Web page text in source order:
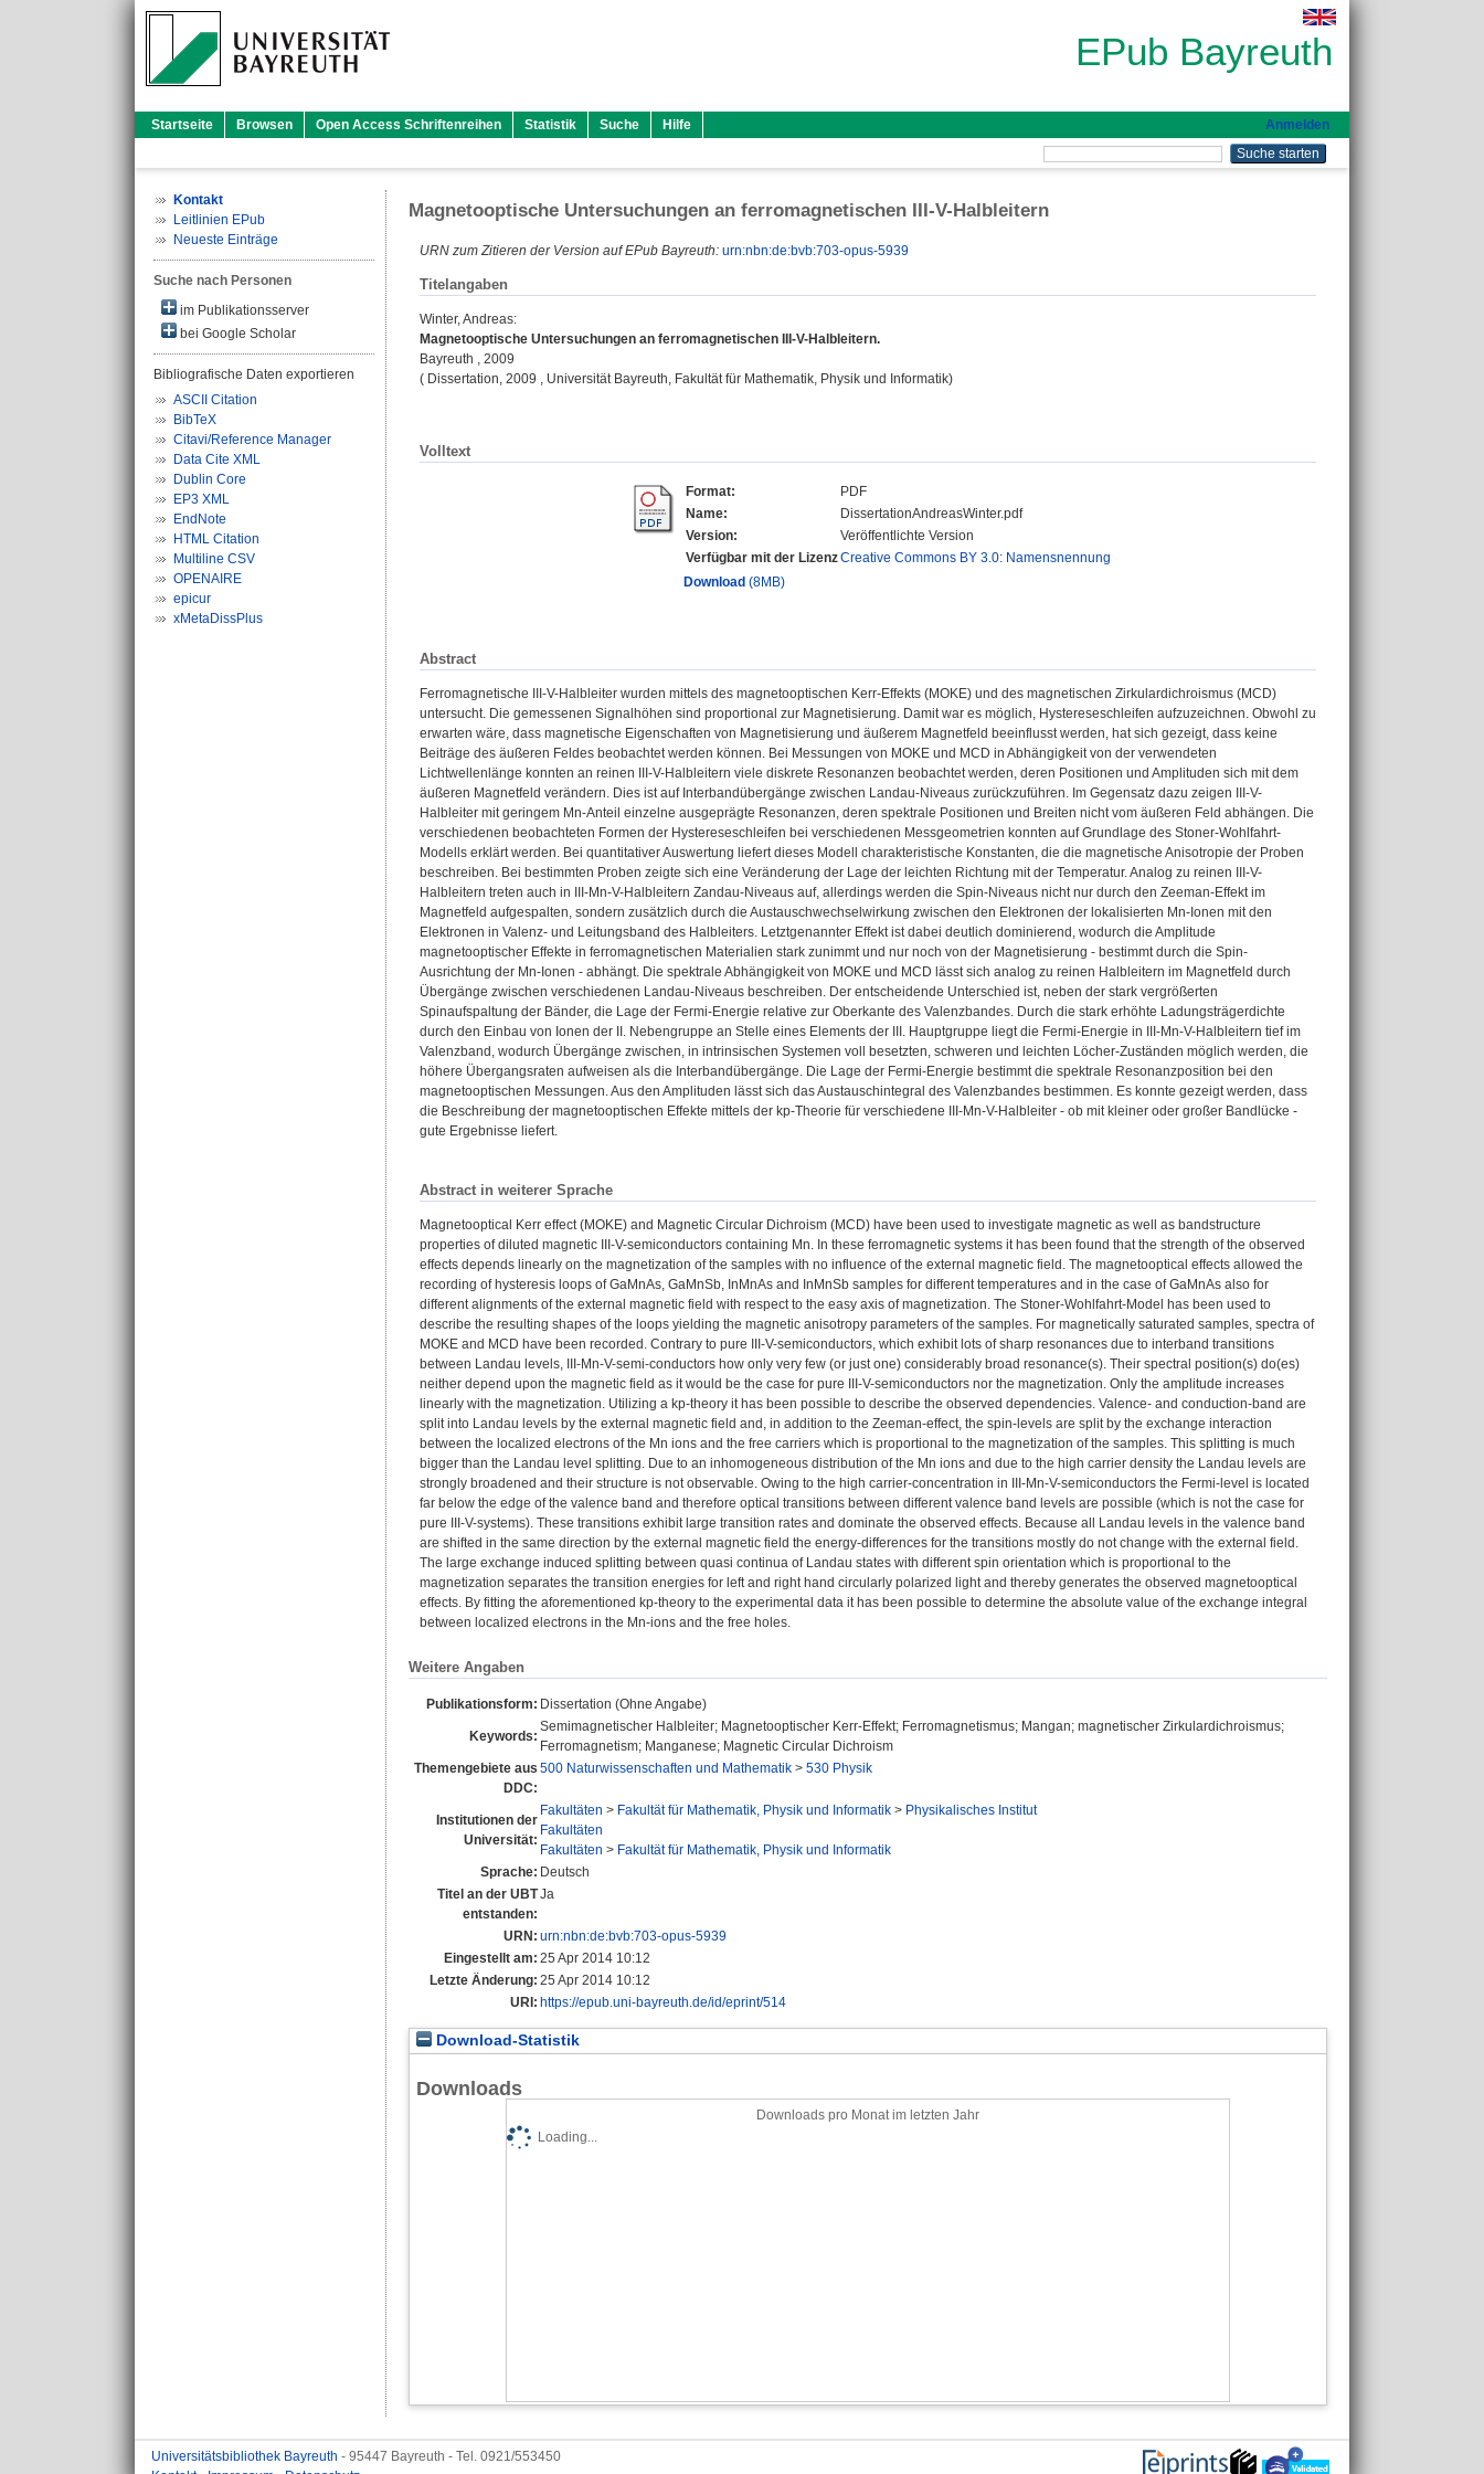
EPub Bayreuth
Startseite Browsen Open Access Schriftenreihen Statistik Suche Hilfe Anmelden
Kontakt
Leitlinien EPub
Neueste Einträge
Suche nach Personen
im Publikationsserver
bei Google Scholar
Bibliografische Daten exportieren
ASCII Citation
BibTeX
Citavi/Reference Manager
Data Cite XML
Dublin Core
EP3 XML
EndNote
HTML Citation
Multiline CSV
OPENAIRE
epicur
xMetaDissPlus
Magnetooptische Untersuchungen an ferromagnetischen III-V-Halbleitern
URN zum Zitieren der Version auf EPub Bayreuth: urn:nbn:de:bvb:703-opus-5939
Titelangaben
Winter, Andreas:
Magnetooptische Untersuchungen an ferromagnetischen III-V-Halbleitern.
Bayreuth , 2009
( Dissertation, 2009 , Universität Bayreuth, Fakultät für Mathematik, Physik und Informatik)
Volltext
Format:
PDF
Name:
DissertationAndreasWinter.pdf
Version:
Veröffentlichte Version
Verfügbar mit der LizenzCreative Commons BY 3.0: Namensnennung
Download (8MB)
Abstract
Ferromagnetische III-V-Halbleiter wurden mittels des magnetooptischen Kerr-Effekts (MOKE) und des magnetischen Zirkulardichroismus (MCD)
untersucht. Die gemessenen Signalhöhen sind proportional zur Magnetisierung. Damit war es möglich, Hystereseschleifen aufzuzeichnen. Obwohl zu
erwarten wäre, dass magnetische Eigenschaften von Magnetisierung und äußerem Magnetfeld beeinflusst werden, hat sich gezeigt, dass keine
Beiträge des äußeren Feldes beobachtet werden können. Bei Messungen von MOKE und MCD in Abhängigkeit von der verwendeten
Lichtwellenlänge konnten an reinen III-V-Halbleitern viele diskrete Resonanzen beobachtet werden, deren Positionen und Amplituden sich mit dem
äußeren Magnetfeld verändern. Dies ist auf Interbandübergänge zwischen Landau-Niveaus zurückzuführen. Im Gegensatz dazu zeigen III-V-
Halbleiter mit geringem Mn-Anteil einzelne ausgeprägte Resonanzen, deren spektrale Positionen und Breiten nicht vom äußeren Feld abhängen. Die
verschiedenen beobachteten Formen der Hystereseschleifen bei verschiedenen Messgeometrien konnten auf Grundlage des Stoner-Wohlfahrt-
Modells erklärt werden. Bei quantitativer Auswertung liefert dieses Modell charakteristische Konstanten, die die magnetische Anisotropie der Proben
beschreiben. Bei bestimmten Proben zeigte sich eine Veränderung der Lage der leichten Richtung mit der Temperatur. Analog zu reinen III-V-
Halbleitern treten auch in III-Mn-V-Halbleitern Zandau-Niveaus auf, allerdings werden die Spin-Niveaus nicht nur durch den Zeeman-Effekt im
Magnetfeld aufgespalten, sondern zusätzlich durch die Austauschwechselwirkung zwischen den Elektronen der lokalisierten Mn-Ionen mit den
Elektronen in Valenz- und Leitungsband des Halbleiters. Letztgenannter Effekt ist dabei deutlich dominierend, wodurch die Amplitude
magnetooptischer Effekte in ferromagnetischen Materialien stark zunimmt und nur noch von der Magnetisierung - bestimmt durch die Spin-
Ausrichtung der Mn-Ionen - abhängt. Die spektrale Abhängigkeit von MOKE und MCD lässt sich analog zu reinen Halbleitern im Magnetfeld durch
Übergänge zwischen verschiedenen Landau-Niveaus beschreiben. Der entscheidende Unterschied ist, neben der stark vergrößerten
Spinaufspaltung der Bänder, die Lage der Fermi-Energie relative zur Oberkante des Valenzbandes. Durch die stark erhöhte Ladungsträgerdichte
durch den Einbau von Ionen der II. Nebengruppe an Stelle eines Elements der III. Hauptgruppe liegt die Fermi-Energie in III-Mn-V-Halbleitern tief im
Valenzband, wodurch Übergänge zwischen, in intrinsischen Systemen voll besetzten, schweren und leichten Löcher-Zuständen möglich werden, die
höhere Übergangsraten aufweisen als die Interbandübergänge. Die Lage der Fermi-Energie bestimmt die spektrale Resonanzposition bei den
magnetooptischen Messungen. Aus den Amplituden lässt sich das Austauschintegral des Valenzbandes bestimmen. Es konnte gezeigt werden, dass
die Beschreibung der magnetooptischen Effekte mittels der kp-Theorie für verschiedene III-Mn-V-Halbleiter - ob mit kleiner oder großer Bandlücke -
gute Ergebnisse liefert.
Abstract in weiterer Sprache
Magnetooptical Kerr effect (MOKE) and Magnetic Circular Dichroism (MCD) have been used to investigate magnetic as well as bandstructure
properties of diluted magnetic III-V-semiconductors containing Mn. In these ferromagnetic systems it has been found that the strength of the observed
effects depends linearly on the magnetization of the samples with no influence of the external magnetic field. The magnetooptical effects allowed the
recording of hysteresis loops of GaMnAs, GaMnSb, InMnAs and InMnSb samples for different temperatures and in the case of GaMnAs also for
different alignments of the external magnetic field with respect to the easy axis of magnetization. The Stoner-Wohlfahrt-Model has been used to
describe the resulting shapes of the loops yielding the magnetic anisotropy parameters of the samples. For magnetically saturated samples, spectra of
MOKE and MCD have been recorded. Contrary to pure III-V-semiconductors, which exhibit lots of sharp resonances due to interband transitions
between Landau levels, III-Mn-V-semi-conductors how only very few (or just one) considerably broad resonance(s). Their spectral position(s) do(es)
neither depend upon the magnetic field as it would be the case for pure III-V-semiconductors nor the magnetization. Only the amplitude increases
linearly with the magnetization. Utilizing a kp-theory it has been possible to describe the observed dependencies. Valence- and conduction-band are
split into Landau levels by the external magnetic field and, in addition to the Zeeman-effect, the spin-levels are split by the exchange interaction
between the localized electrons of the Mn ions and the free carriers which is proportional to the magnetization of the samples. This splitting is much
bigger than the Landau level splitting. Due to an inhomogeneous distribution of the Mn ions and due to the high carrier density the Landau levels are
strongly broadened and their structure is not observable. Owing to the high carrier-concentration in III-Mn-V-semiconductors the Fermi-level is located
far below the edge of the valence band and therefore optical transitions between different valence band levels are possible (which is not the case for
pure III-V-systems). These transitions exhibit large transition rates and dominate the observed effects. Because all Landau levels in the valence band
are shifted in the same direction by the external magnetic field the energy-differences for the transitions mostly do not change with the external field.
The large exchange induced splitting between quasi continua of Landau states with different spin orientation which is proportional to the
magnetization separates the transition energies for left and right hand circularly polarized light and thereby generates the observed magnetooptical
effects. By fitting the aforementioned kp-theory to the experimental data it has been possible to determine the absolute value of the exchange integral
between localized electrons in the Mn-ions and the free holes.
Weitere Angaben
Publikationsform: Dissertation (Ohne Angabe)
Keywords:
Semimagnetischer Halbleiter; Magnetooptischer Kerr-Effekt; Ferromagnetismus; Mangan; magnetischer Zirkulardichroismus;
Ferromagnetism; Manganese; Magnetic Circular Dichroism
Themengebiete aus
DDC:
500 Naturwissenschaften und Mathematik > 530 Physik
Institutionen der
Universität:
Fakultäten > Fakultät für Mathematik, Physik und Informatik > Physikalisches Institut
Fakultäten
Fakultäten > Fakultät für Mathematik, Physik und Informatik
Sprache: Deutsch
Titel an der UBT
entstanden:
Ja
URN: urn:nbn:de:bvb:703-opus-5939
Eingestellt am: 25 Apr 2014 10:12
Letzte Änderung: 25 Apr 2014 10:12
URI: https://epub.uni-bayreuth.de/id/eprint/514
Download-Statistik
Downloads
Downloads pro Monat im letzten Jahr
Loading...
Universitätsbibliothek Bayreuth - 95447 Bayreuth - Tel. 0921/553450